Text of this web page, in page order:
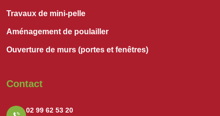
Travaux de mini-pelle
Aménagement de poulailler
Ouverture de murs (portes et fenêtres)
Contact
02 99 62 53 20